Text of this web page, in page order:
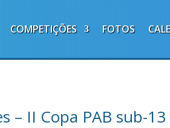
COMPETIÇÕES FOTOS
– II Copa PAB sub-13